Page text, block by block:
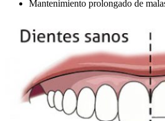
Mantenimiento prolongado de